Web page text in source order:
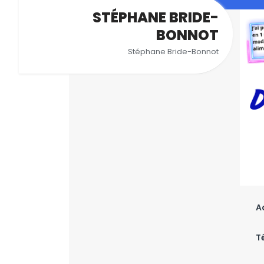
STÉPHANE BRIDE-
BONNOT
Stéphane Bride-Bonnot